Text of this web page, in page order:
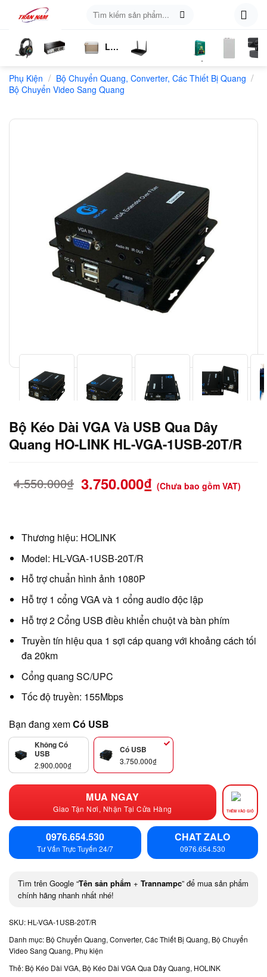
content
kiếm:
Nghe
Chia
Mạng
Loa
LTE
Sóng
Phần
Mềm
Kiện
Phụ Kiện / Bộ Chuyển Quang, Converter, Các Thiết Bị Quang /
Bộ Chuyển Video Sang Quang
Bộ Kéo Dài VGA Và USB Qua Dây
Quang HO-LINK HL-VGA-1USB-20T/R
4.550.000₫ 3.750.000₫ (Chưa bao gồm VAT)
Thương hiệu: HOLINK
Model: HL-VGA-1USB-20T/R
Hỗ trợ chuẩn hình ảnh 1080P
Hỗ trợ 1 cổng VGA và 1 cổng audio độc lập
Hỗ trợ 2 Cổng USB điều khiển chuột và bàn phím
Truyền tín hiệu qua 1 sợi cáp quang với khoảng cách tối
đa 20km
Cổng quang SC/UPC
Tốc độ truyền: 155Mbps
Bạn đang xemCó USB
Không Có
USB
2.900.000₫
Có USB
3.750.000₫
MUA NGAY
Giao Tận Nơi, Nhận Tại Cửa Hàng THÊM VÀO GIỎ
0976.654.530
Tư Vấn Trực Tuyến 24/7
CHAT ZALO
0976.654.530
Tìm trên Google “Tên sản phẩm + Trannampc” để mua sản phẩm
chính hãng nhanh nhất nhé!
SKU: HL-VGA-1USB-20T/R
Danh mục: Bộ Chuyển Quang, Converter, Các Thiết Bị Quang, Bộ Chuyển
Video Sang Quang, Phụ kiện
Thẻ: Bộ Kéo Dài VGA, Bộ Kéo Dài VGA Qua Dây Quang, HOLINK